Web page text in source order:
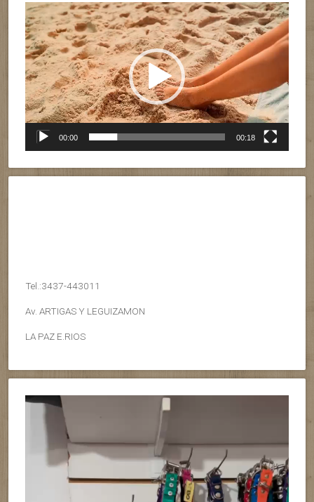
Reproductor
de
vídeo
00:00 00:18
Tel.:3437-443011
Av. ARTIGAS Y LEGUIZAMON
LA PAZ E.RIOS
Reproductor